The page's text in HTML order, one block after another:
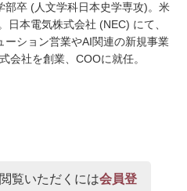
部卒 (人文学科日本史学専攻)。米
日本電気株式会社 (NEC) にて、
ーション営業やAI関連の新規事業
会社を創業、COOに就任。
覧いただくには会員登